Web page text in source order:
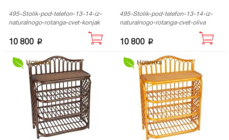
495-Stolik-pod-telefon-13-14-iz-
naturalnogo-rotanga-cvet-konjak
10 800 p
495-Stolik-pod-telefon-13-14-iz-
naturalnogo-rotanga-cvet-oliva
10 800 p
Новинка Новинка